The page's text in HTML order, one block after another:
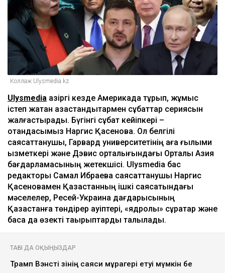
Коллаж Ulysmedia.kz
Ulysmedia қазіргі кезде Америкада тұрып, жұмыс
істеп жатқан қазақстандықтармен сұқбаттар сериясын
жалғастырады. Бүгінгі сұқбат кейіпкері –
отандасымыз Наргис Қасенова. Ол белгілі
саясаттанушы, Гарвард университетінің аға ғылыми
қызметкері және Дэвис орталығындағы Орталық Азия
бағдарламасының жетекшісі. Ulysmedia бас
редакторы Самал Ибраева саясаттанушы Наргис
Қасеновамен Қазақстанның ішкі саясатындағы
мәселелер, Ресей-Украина дағдарысының
Қазақстанға төндірер қауіптері, «ядролық» сұрақтар және
басқа да өзекті тақырыптарды талқылады.
ТАҒЫ ДА ОҚЫҢЫЗДАР
Трамп Вэнсті өзінің саяси мұрагері етуі мүмкін бе